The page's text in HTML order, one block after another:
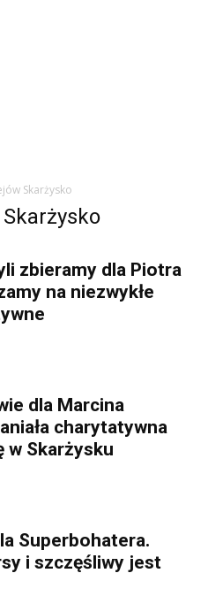
Skarżysko
zbieramy dla Piotra
na niezwykłe
dla Marcina
charytatywna
w Skarżysku
Superbohatera.
i szczęśliwy jest